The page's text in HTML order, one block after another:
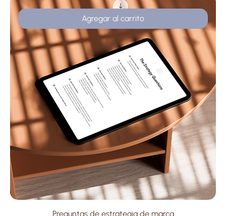
Agregar al carrito
Preguntas de estrategia de marca